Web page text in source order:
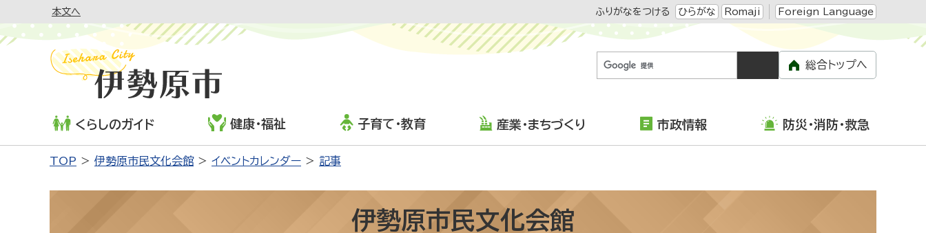
本文へ ふりがなをつける ひらがな Romaji Foreign Language
総合トップへ
くらしのガイド 健康・福祉 子育て・教育 産業・まちづくり 市政情報 防災・消防・救急
TOP 伊勢原市民文化会館 イベントカレンダー 記事
伊勢原市民文化会館